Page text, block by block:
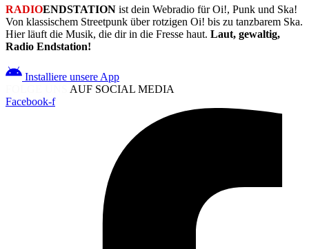
RADIOENDSTATION ist dein Webradio für Oi!, Punk und Ska!
Von klassischem Streetpunk über rotzigen Oi! bis zu tanzbarem Ska.
Hier läuft die Musik, die dir in die Fresse haut. Laut, gewaltig,
Radio Endstation!
Installiere unsere App
AUF SOCIAL MEDIA
Facebook-f